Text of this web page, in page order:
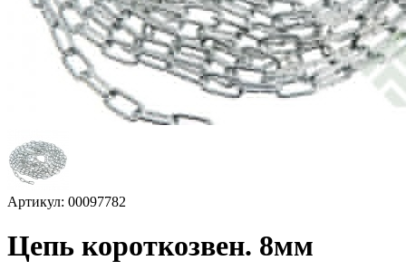
Артикул: 00097782
Цепь короткозвен. 8мм